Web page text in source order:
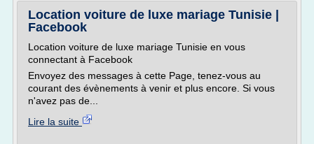
Location voiture de luxe mariage Tunisie |
Facebook
Location voiture de luxe mariage Tunisie en vous
connectant à Facebook
Envoyez des messages à cette Page, tenez-vous au
courant des évènements à venir et plus encore. Si vous
n'avez pas de...
Lire la suite